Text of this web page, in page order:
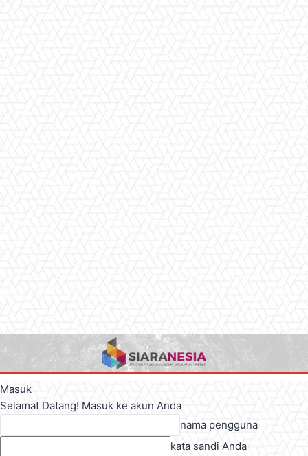
Masuk
Selamat Datang! Masuk ke akun Anda
nama pengguna
kata sandi Anda